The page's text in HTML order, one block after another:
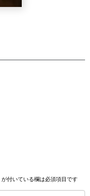
が付いている欄は必須項目です